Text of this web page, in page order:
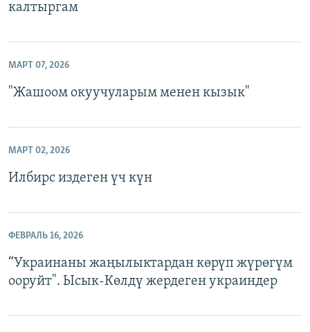
калтыргам
МАРТ 07, 2026
"Жашоом окуучуларым менен кызык"
МАРТ 02, 2026
Илбирс издеген үч күн
ФЕВРАЛЬ 16, 2026
“Украинаны жаңылыктардан көрүп жүрөгүм
ооруйт". Ысык-Көлдү жердеген украиндер